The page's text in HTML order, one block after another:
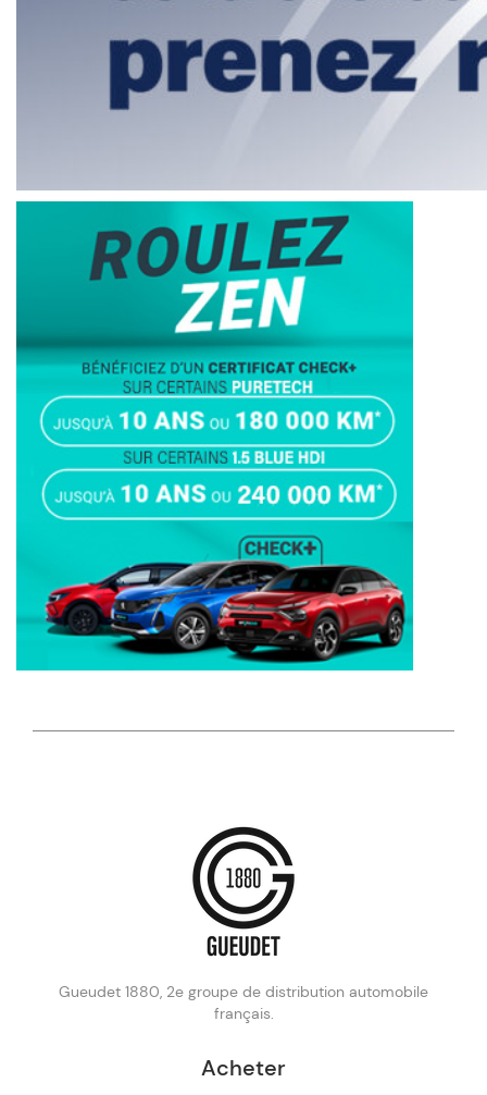
Gueudet 1880, 2e groupe de distribution automobile
français.
Acheter